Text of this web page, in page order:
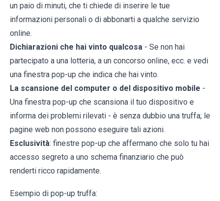
un paio di minuti, che ti chiede di inserire le tue
informazioni personali o di abbonarti a qualche servizio
online.
Dichiarazioni che hai vinto qualcosa - Se non hai
partecipato a una lotteria, a un concorso online, ecc. e vedi
una finestra pop-up che indica che hai vinto.
La scansione del computer o del dispositivo mobile -
Una finestra pop-up che scansiona il tuo dispositivo e
informa dei problemi rilevati - è senza dubbio una truffa; le
pagine web non possono eseguire tali azioni.
Esclusività: finestre pop-up che affermano che solo tu hai
accesso segreto a uno schema finanziario che può
renderti ricco rapidamente.
Esempio di pop-up truffa: